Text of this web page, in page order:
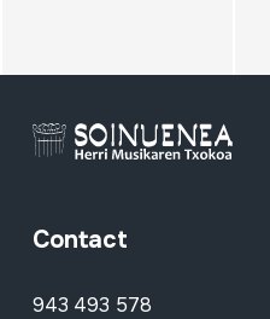
Contact
943 493 578